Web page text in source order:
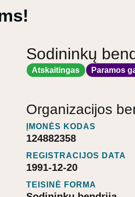
Sodininkų
Atskaitingas Paramos
Organizacijos
ĮMONĖS KODAS
124882358
REGISTRACIJOS DATA
1991-12-20
TEISINĖ FORMA